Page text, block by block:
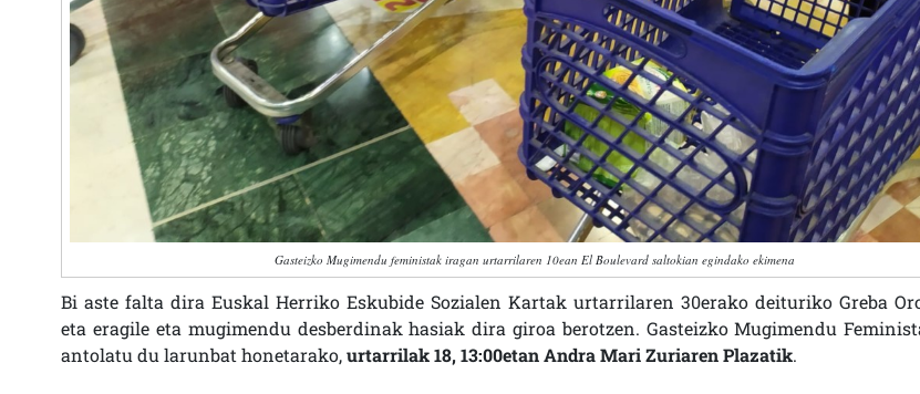
Gasteizko Mugimendu feministak iragan urtarrilaren 10ean El Boulevard saltokian egindako ekimena
Bi aste falta dira Euskal Herriko Eskubide Sozialen Kartak urtarrilaren 30erako deituriko Greba
eta eragile eta mugimendu desberdinak hasiak dira giroa berotzen. Gasteizko Mugimendu
antolatu du larunbat honetarako,urtarrilak 18, 13:00etan Andra Mari Zuriaren Plazatik.